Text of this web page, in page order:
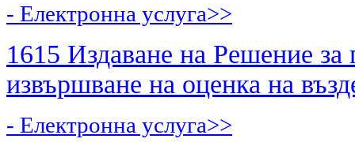
- Електронна услуга>>
1615 Издаване на Решение за
извършване на оценка на
- Електронна услуга>>